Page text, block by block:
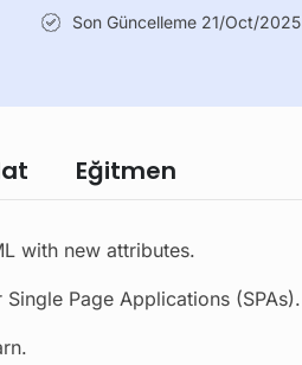
Son Güncelleme 21/Oct/2025
Eğitmen
with new attributes.
Page Applications (SPAs).